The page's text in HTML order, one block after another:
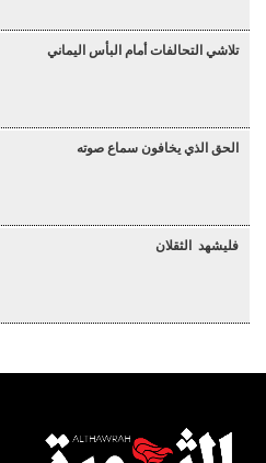
تلاشي التحالفات أمام البأس اليماني
الحق الذي يخافون سماع صوته
فليشهد الثقلان